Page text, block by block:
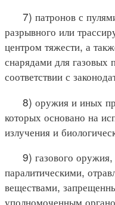
7) патронов с пулями
разрывного или
центром тяжести, а
снарядами для газовых
соответствии с
8) оружия и иных
которых основано на
излучения и
9) газового оружия,
паралитическими,
веществами,
уполномоченным